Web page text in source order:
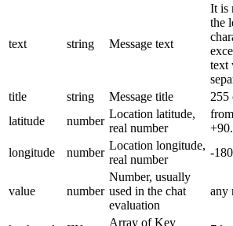
text string Message text
It is
the
text
title
string Message title
255
latitude
number
Location latitude,
real number
longitude
number
Location longitude,
real number
-
value number
Number, usually
used in the chat
evaluation
any
Array of Key